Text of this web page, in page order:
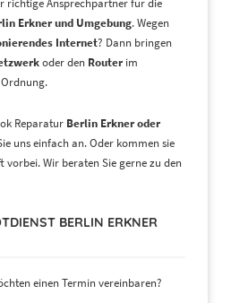
Erknerund Umgebung. Wegen
Internet? Dann bringen
oder den Router im
Reparatur Berlin Erkneroder
uns einfach an. Oder kommen sie
vorbei. Wir beraten Sie gerne zu den
BERLIN ERKNER
einen Termin vereinbaren?